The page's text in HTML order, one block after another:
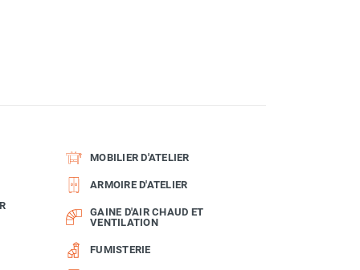
MOBILIER D'ATELIER
ARMOIRE D'ATELIER
GAINE D'AIR CHAUD ET
VENTILATION
FUMISTERIE